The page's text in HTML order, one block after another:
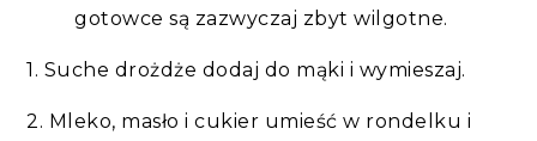
gotowce są zazwyczaj zbyt wilgotne.
1. Suche drożdże dodaj do mąki i wymieszaj.
2. Mleko, masło i cukier umieść w rondelku i